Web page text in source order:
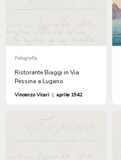
Fotografia
Ristorante Biaggi in Via
Pessina a Lugano
Vincenzo Vicari | aprile 1942